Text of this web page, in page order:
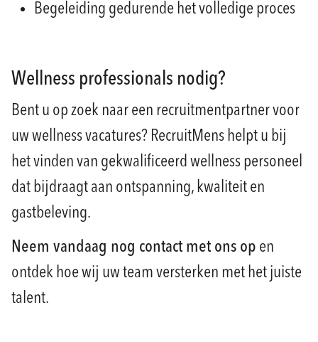
Begeleiding gedurende het volledige proces
Wellness professionals nodig?
Bent u op zoek naar een recruitmentpartner voor
uw wellness vacatures? RecruitMens helpt u bij
het vinden van gekwalificeerd wellness personeel
dat bijdraagt aan ontspanning, kwaliteit en
gastbeleving.
Neem vandaag nog contact met ons op en
ontdek hoe wij uw team versterken met het juiste
talent.